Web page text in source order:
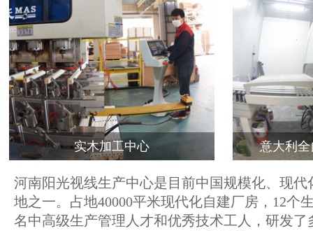
实木加工中心 意大利
河南阳光视线生产中心是目前中国规模化、现代
地之一。占地40000平米现代化自建厂房，12个
名中高级生产管理人才和优秀技术工人，研发了